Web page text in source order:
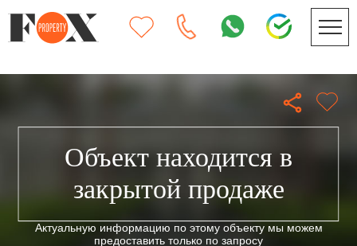
Объект находится в
закрытой продаже
Актуальную информацию по этому объекту мы можем
предоставить только по запросу